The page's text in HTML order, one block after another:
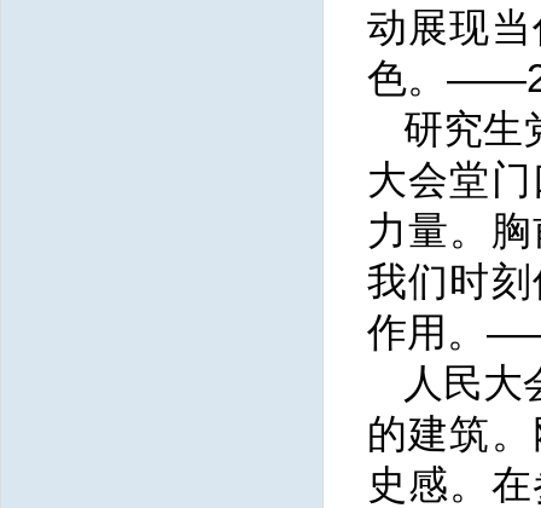
动展现
色。
研究生
大会堂
力量。
我们时
作用。
人民大
的建筑
史感。